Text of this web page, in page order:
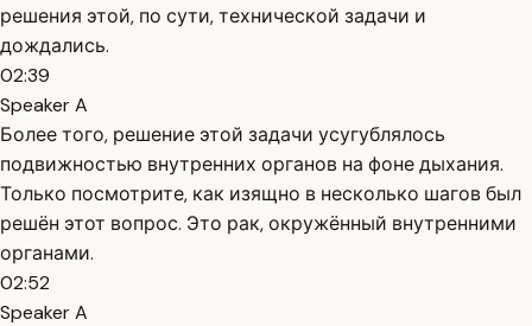
решения этой, по сути, технической задачи и
дождались.
02:39
Speaker A
Более того, решение этой задачи усугублялось
подвижностью внутренних органов на фоне дыхания.
Только посмотрите, как изящно в несколько шагов был
решён этот вопрос. Это рак, окружённый внутренними
органами.
02:52
Speaker A